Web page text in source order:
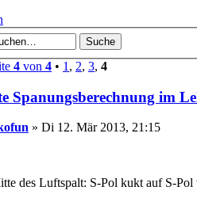
4 von 4 • 1 , 2, 3, 4
Spanungsberechnung im
» Di 12. Mär 2013, 21:15
des Luftspalt: S-Pol kukt auf S-